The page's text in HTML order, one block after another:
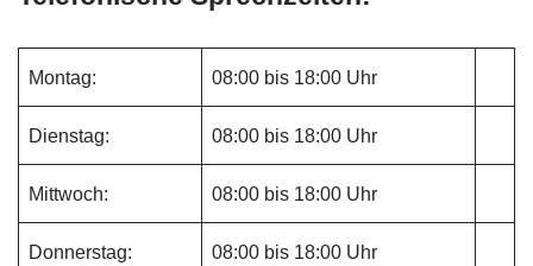
Montag: 08:00 bis 18:00 Uhr
Dienstag: 08:00 bis 18:00 Uhr
Mittwoch: 08:00 bis 18:00 Uhr
Donnerstag: 08:00 bis 18:00 Uhr